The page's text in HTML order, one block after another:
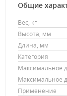
Общие
Вес, кг
Высота, мм
Длина, мм
Категория
Максимальное
Максимальное
Применение